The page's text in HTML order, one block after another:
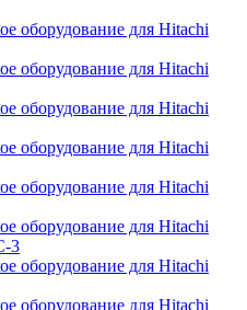
оборудование для Hitachi
оборудование для Hitachi
оборудование для Hitachi
оборудование для Hitachi
оборудование для Hitachi
оборудование для Hitachi
3
оборудование для Hitachi
оборудование для Hitachi